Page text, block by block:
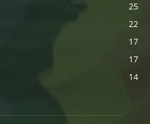
25
22
17
17
14